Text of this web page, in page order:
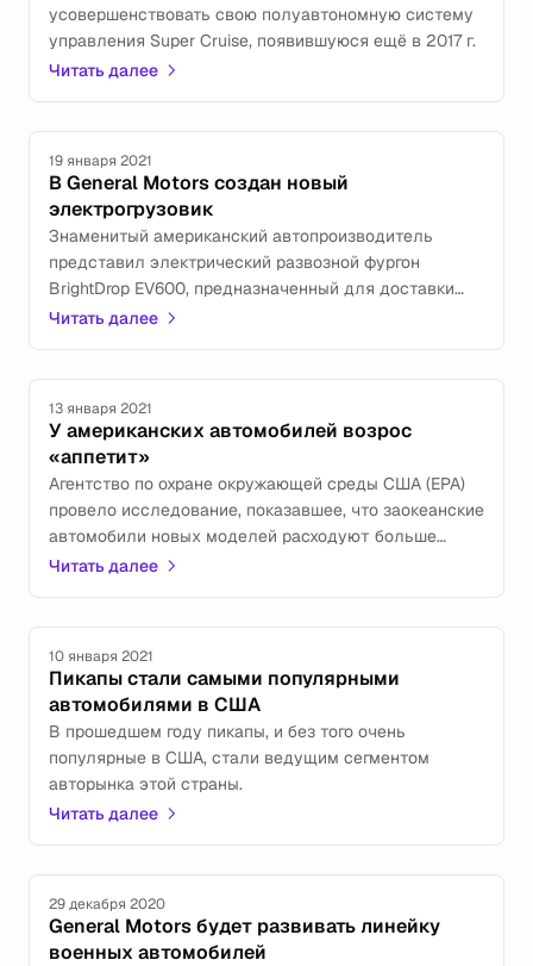
усовершенствовать свою полуавтономную систему
управления Super Cruise, появившуюся ещё в 2017 г.
Читать далее
19 января 2021
В General Motors создан новый
электрогрузовик
Знаменитый американский автопроизводитель
представил электрический развозной фургон
BrightDrop EV600, предназначенный для доставки
грузов в городах.
Читать далее
13 января 2021
У американских автомобилей возрос
«аппетит»
Агентство по охране окружающей среды США (EPA)
провело исследование, показавшее, что заокеанские
автомобили новых моделей расходуют больше
топлива, чем их предшественники.
Читать далее
10 января 2021
Пикапы стали самыми популярными
автомобилями в США
В прошедшем году пикапы, и без того очень
популярные в США, стали ведущим сегментом
авторынка этой страны.
Читать далее
29 декабря 2020
General Motors будет развивать линейку
военных автомобилей